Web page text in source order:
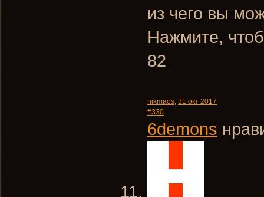
из чего вы
Нажмите,
82
nikmaos, 31 окт 2017
#330
6demons